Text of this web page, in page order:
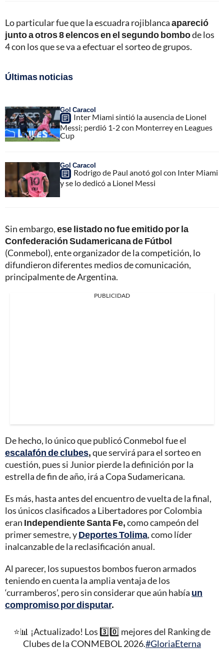
Lo particular fue que la escuadra rojiblancaapareció
junto a otros 8 elencos en el segundo bombode los
4 con los que se va a efectuar el sorteo de grupos.
Últimas noticias
Gol Caracol
Inter Miami sintió la ausencia de Lionel
Messi; perdió 1-2 con Monterrey en Leagues
Cup
Gol Caracol
Rodrigo de Paul anotó gol con Inter Miami
y se lo dedicó a Lionel Messi
Sin embargo,ese listado no fue emitido por la
Confederación Sudamericana de Fútbol
(Conmebol), ente organizador de la competición, lo
difundieron diferentes medios de comunicación,
principalmente de Argentina.
PUBLICIDAD
De hecho, lo único que publicó Conmebol fue el
escalafón de clubes,que servirá para el sorteo en
cuestión, pues si Junior pierde la definición por la
estrella de fin de año, irá a Copa Sudamericana.
Es más, hasta antes del encuentro de vuelta de la final,
los únicos clasificados a Libertadores por Colombia
eran Independiente Santa Fe,como campeón del
primer semestre, yDeportes Tolima, como líder
inalcanzable de la reclasificación anual.
Al parecer, los supuestos bombos fueron armados
teniendo en cuenta la amplia ventaja de los
‘curramberos’, pero sin considerar que aún había un
compromiso por disputar.
⭐️📊 ¡Actualizado! Los 3️⃣0️⃣ mejores del Ranking de
Clubes de la CONMEBOL 2026.#GloriaEterna